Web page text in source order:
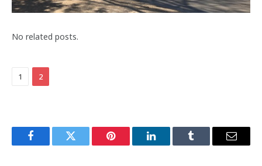
No related posts.
1 2
FacebookTwitter Pinterest LinkedInTumblr Email